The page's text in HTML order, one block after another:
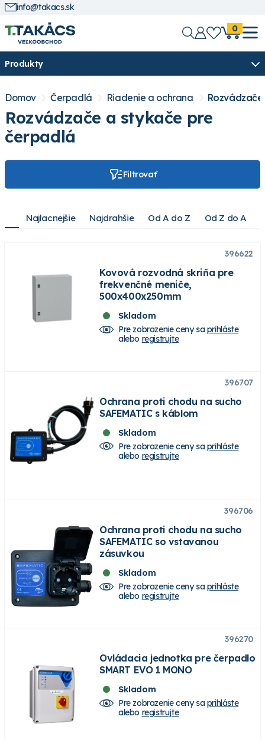
info@takacs.sk
0
Produkty
Domov Čerpadlá Riadenie a ochrana
Rozvádzače a stykače pre
čerpadlá
Filtrovať
Najlacnejšie Najdrahšie Od A do Z Od Z do A
396622
Kovová rozvodná skriňa pre
frekvenčné meniče,
500x400x250mm
Skladom
Pre zobrazenie ceny saprihláste
alebo registrujte
396707
Ochrana proti chodu na sucho
SAFEMATIC s káblom
Skladom
Pre zobrazenie ceny saprihláste
alebo registrujte
396706
Ochrana proti chodu na sucho
SAFEMATIC so vstavanou
zásuvkou
Skladom
Pre zobrazenie ceny saprihláste
alebo registrujte
396270
Ovládacia jednotka pre čerpadlo
SMART EVO 1 MONO
Skladom
Pre zobrazenie ceny saprihláste
alebo registrujte